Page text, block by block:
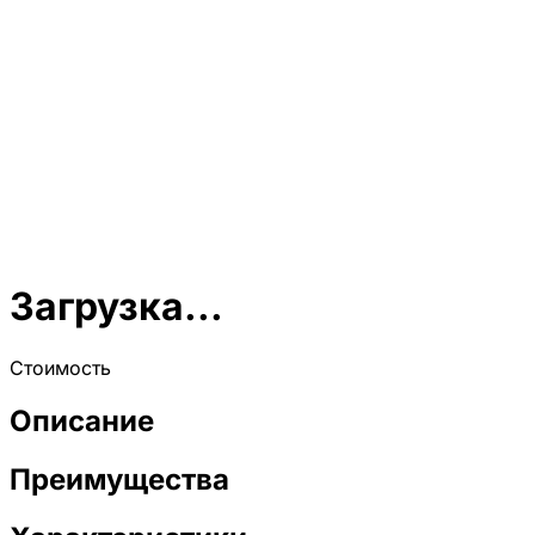
Загрузка...
Стоимость
Описание
Преимущества